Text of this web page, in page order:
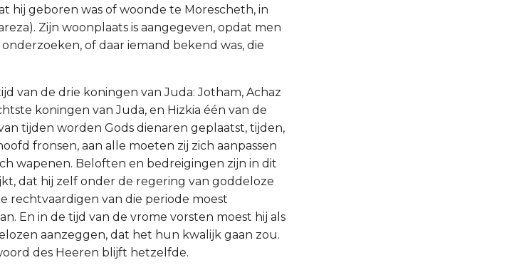
hij geboren was of woonde te Morescheth, in
Zijn woonplaats is aangegeven, opdat men
of daar iemand bekend was, die
van de drie koningen van Juda: Jotham, Achaz
koningen van Juda, en Hizkia één van de
tijden worden Gods dienaren geplaatst, tijden,
fronsen, aan alle moeten zij zich aanpassen
wapenen. Beloften en bedreigingen zijn in dit
dat hij zelf onder de regering van goddeloze
rechtvaardigen van die periode moest
En in de tijd van de vrome vorsten moest hij als
aanzeggen, dat het hun kwalijk gaan zou.
des Heeren blijft hetzelfde.